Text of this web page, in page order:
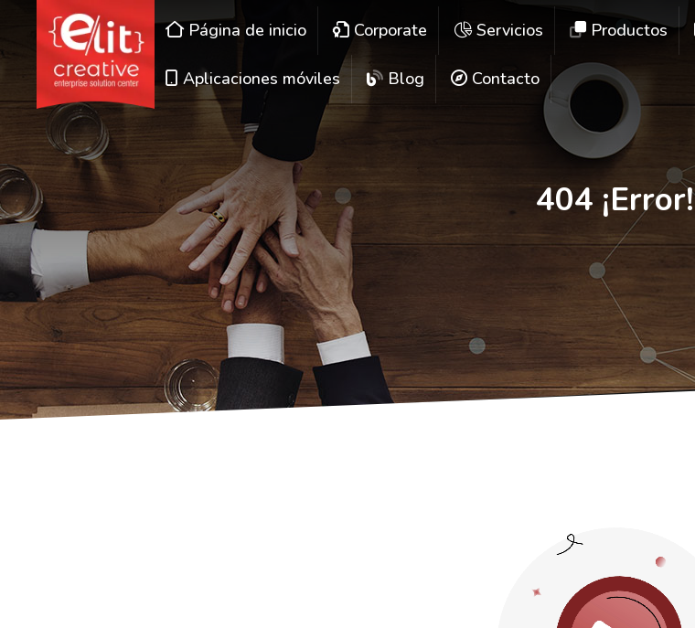
Página de inicio Corporate Servicios Productos
Aplicaciones móviles Blog Contacto
404 ¡Error!